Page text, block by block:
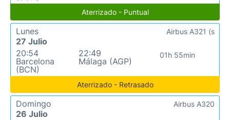
Aterrizado - Puntual
Lunes
27 Julio
20:54
Barcelona
(BCN)
22:49
Málaga (AGP)
01h 55min
Airbus A321 (s
Aterrizado - Retrasado
Domingo
26 Julio
Airbus A320